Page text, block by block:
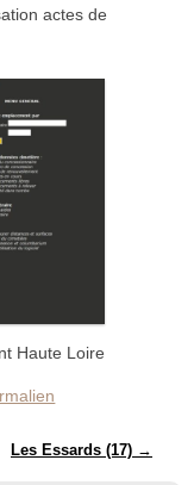
actes de
Haute Loire
Les Essards (17) →